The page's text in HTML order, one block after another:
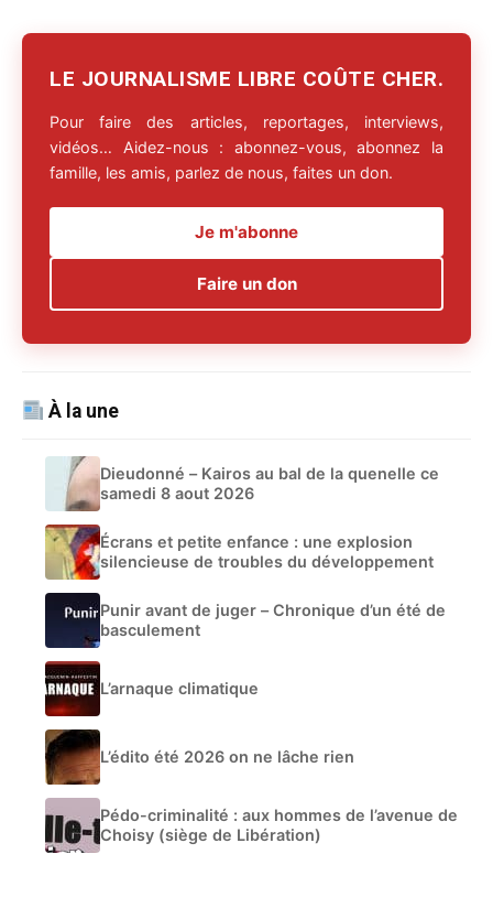
LE JOURNALISME LIBRE COÛTE CHER.
Pour faire des articles, reportages, interviews,
vidéos… Aidez-nous : abonnez-vous, abonnez la
famille, les amis, parlez de nous, faites un don.
Je m'abonne
Faire un don
À la une
Dieudonné – Kairos au bal de la quenelle ce
samedi 8 aout 2026
Écrans et petite enfance : une explosion
silencieuse de troubles du développement
Punir avant de juger – Chronique d’un été de
basculement
L’arnaque climatique
L’édito été 2026 on ne lâche rien
Pédo-criminalité : aux hommes de l’avenue de
Choisy (siège de Libération)